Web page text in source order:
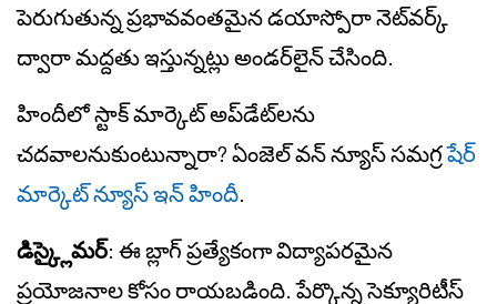
పెరుగుతున్న ప్రభావవంతమైన డయాస్పోరా నెట్‌వర్క్
ద్వారా మద్దతు ఇస్తున్నట్లు అండర్‌లైన్ చేసింది.
హిందీలో స్టాక్ మార్కెట్ అప్‌డేట్‌లను
చదవాలనుకుంటున్నారా? ఏంజెల్ వన్ న్యూస్ సమగ్రషేర్
మార్కెట్ న్యూస్ ఇన్ హిందీ
డిస్క్లైమర్: ఈ బ్లాగ్ ప్రత్యేకంగా విద్యాపరమైన
ప్రయోజనాల కోసం రాయబడింది. పేర్కొన్న సెక్యూరిటీస్